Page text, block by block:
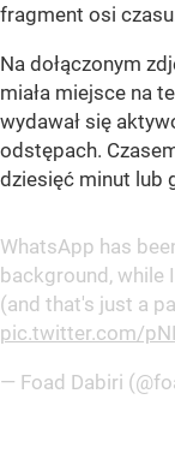
fragment osi
Na dołączonym
miała miejsce na
wydawał się
odstępach.
dziesięć minut lub
WhatsApp has
background, while
(and that's just a
pic.twitter.com/
— Foad Dabiri